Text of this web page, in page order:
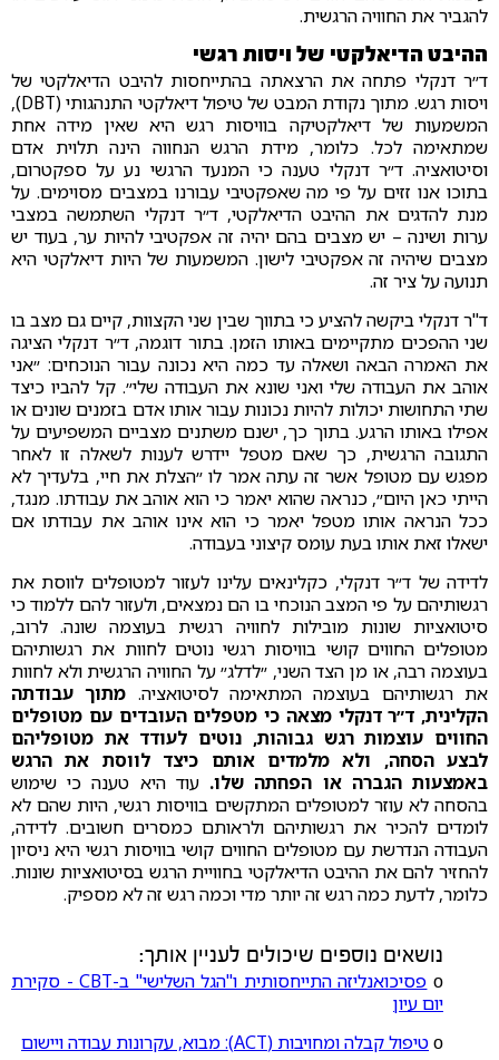
להגביר את החוויה הרגשית.
ההיבט הדיאלקטי של ויסות רגשי
ד״ר דנקלי פתחה את הרצאתה בהתייחסות להיבט הדיאלקטי של
ויסות רגש. מתוך נקודת המבט של טיפול דיאלקטי התנהגותי (DBT),
המשמעות של דיאלקטיקה בוויסות רגש היא שאין מידה אחת
שמתאימה לכל. כלומר, מידת הרגש הנחווה הינה תלוית אדם
וסיטואציה. ד״ר דנקלי טענה כי המנעד הרגשי נע על ספקטרום,
בתוכו אנו זזים על פי מה שאפקטיבי עבורנו במצבים מסוימים. על
מנת להדגים את ההיבט הדיאלקטי, ד״ר דנקלי השתמשה במצבי
ערות ושינה – יש מצבים בהם יהיה זה אפקטיבי להיות ער, בעוד יש
מצבים שיהיה זה אפקטיבי לישון. המשמעות של היות דיאלקטי היא
תנועה על ציר זה.
ד"ר דנקלי ביקשה להציע כי בתווך שבין שני הקצוות, קיים גם מצב בו
שני ההפכים מתקיימים באותו הזמן. בתור דוגמה, ד״ר דנקלי הציגה
את האמרה הבאה ושאלה עד כמה היא נכונה עבור הנוכחים: ״אני
אוהב את העבודה שלי ואני שונא את העבודה שלי״. קל להביו כיצד
שתי התחושות יכולות להיות נכונות עבור אותו אדם בזמנים שונים או
אפילו באותו הרגע. בתוך כך, ישנם משתנים מצביים המשפיעים על
התגובה הרגשית, כך שאם מטפל יידרש לענות לשאלה זו לאחר
מפגש עם מטופל אשר זה עתה אמר לו ״הצלת את חיי, בלעדיך לא
הייתי כאן היום״, כנראה שהוא יאמר כי הוא אוהב את עבודתו. מנגד,
ככל הנראה אותו מטפל יאמר כי הוא אינו אוהב את עבודתו אם
ישאלו זאת אותו בעת עומס קיצוני בעבודה.
לדידה של ד״ר דנקלי, כקלינאים עלינו לעזור למטופלים לווסת את
רגשותיהם על פי המצב הנוכחי בו הם נמצאים, ולעזור להם ללמוד כי
סיטואציות שונות מובילות לחוויה רגשית בעוצמה שונה. לרוב,
מטופלים החווים קושי בוויסות רגשי נוטים לחוות את רגשותיהם
בעוצמה רבה, או מן הצד השני, ״לדלג״ על החוויה הרגשית ולא לחוות
את רגשותיהם בעוצמה המתאימה לסיטואציה. מתוך עבודתה
הקלינית, ד״ר דנקלי מצאה כי מטפלים העובדים עם מטופלים
החווים עוצמות רגש גבוהות, נוטים לעודד את מטופליהם
לבצע הסחה, ולא מלמדים אותם כיצד לווסת את הרגש
באמצעות הגברה או הפחתה שלו. עוד היא טענה כי שימוש
בהסחה לא עוזר למטופלים המתקשים בוויסות רגשי, היות שהם לא
לומדים להכיר את רגשותיהם ולראותם כמסרים חשובים. לדידה,
העבודה הנדרשת עם מטופלים החווים קושי בוויסות רגשי היא ניסיון
להחזיר להם את ההיבט הדיאלקטי בחוויית הרגש בסיטואציות שונות.
כלומר, לדעת כמה רגש זה יותר מדי וכמה רגש זה לא מספיק.
נושאים נוספים שיכולים לעניין אותך:
ο
פסיכואנליזה התייחסותית ו"הגל השלישי" ב-CBT - סקירת
יום עיון
οטיפול קבלה ומחויבות (ACT): מבוא, עקרונות עבודה ויישום